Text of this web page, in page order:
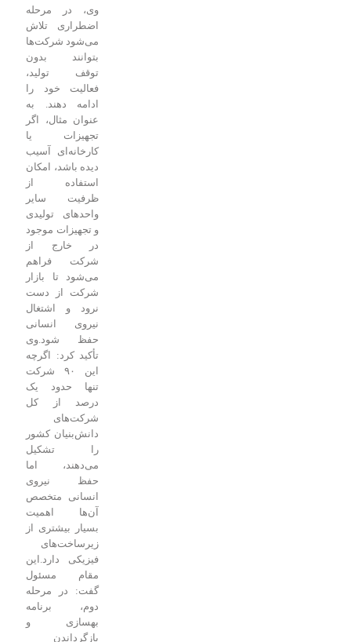
وی، در مرحله
اضطراری تلاش
می‌شود شرکت‌ها
بتوانند بدون
توقف تولید،
فعالیت خود را
ادامه دهند. به
عنوان مثال، اگر
تجهیزات یا
کارخانه‌ای آسیب
دیده باشد، امکان
استفاده از
ظرفیت سایر
واحدهای تولیدی
و تجهیزات موجود
در خارج از
شرکت فراهم
می‌شود تا بازار
شرکت از دست
نرود و اشتغال
نیروی انسانی
شود.وی
تأکید کرد: اگرچه
این ۹۰ شرکت
تنها حدود یک
درصد از کل
دانش‌بنیان کشور
را تشکیل
می‌دهند، اما
حفظ نیروی
انسانی متخصص
آن‌ها اهمیت
بسیار بیشتری از
زیرساخت‌های
فیزیکی دارد.این
مقام مسئول
گفت: در مرحله
دوم، برنامه
بهسازی و